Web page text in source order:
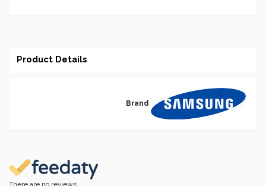
Product Details
Brand
There are no reviews